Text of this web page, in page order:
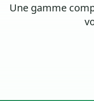
Une gamme